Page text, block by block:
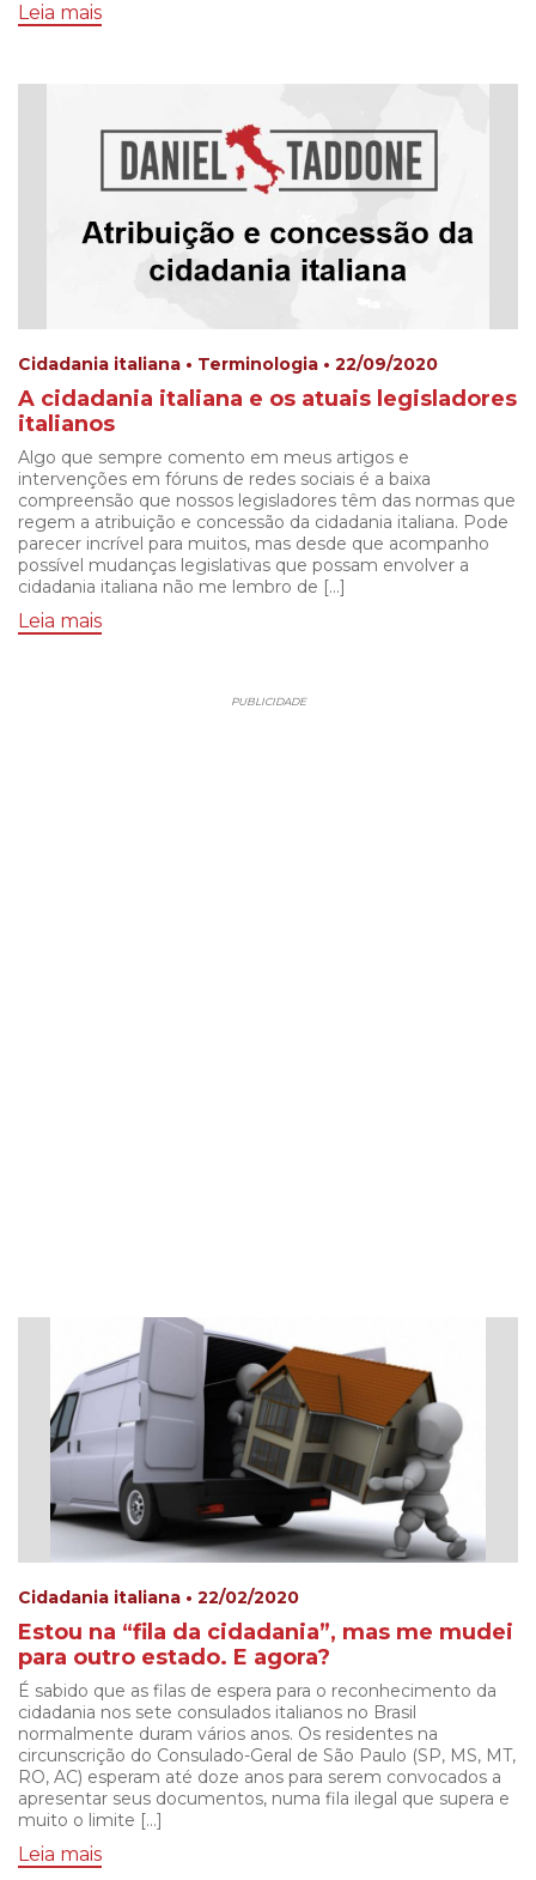
Leia mais
Cidadania italiana • Terminologia • 22/09/2020
A cidadania italiana e os atuais legisladores
italianos
Algo que sempre comento em meus artigos e
intervenções em fóruns de redes sociais é a baixa
compreensão que nossos legisladores têm das normas que
regem a atribuição e concessão da cidadania italiana. Pode
parecer incrível para muitos, mas desde que acompanho
possível mudanças legislativas que possam envolver a
cidadania italiana não me lembro de […]
Leia mais
PUBLICIDADE
Cidadania italiana • 22/02/2020
Estou na “fila da cidadania”, mas me mudei
para outro estado. E agora?
É sabido que as filas de espera para o reconhecimento da
cidadania nos sete consulados italianos no Brasil
normalmente duram vários anos. Os residentes na
circunscrição do Consulado-Geral de São Paulo (SP, MS, MT,
RO, AC) esperam até doze anos para serem convocados a
apresentar seus documentos, numa fila ilegal que supera e
muito o limite […]
Leia mais